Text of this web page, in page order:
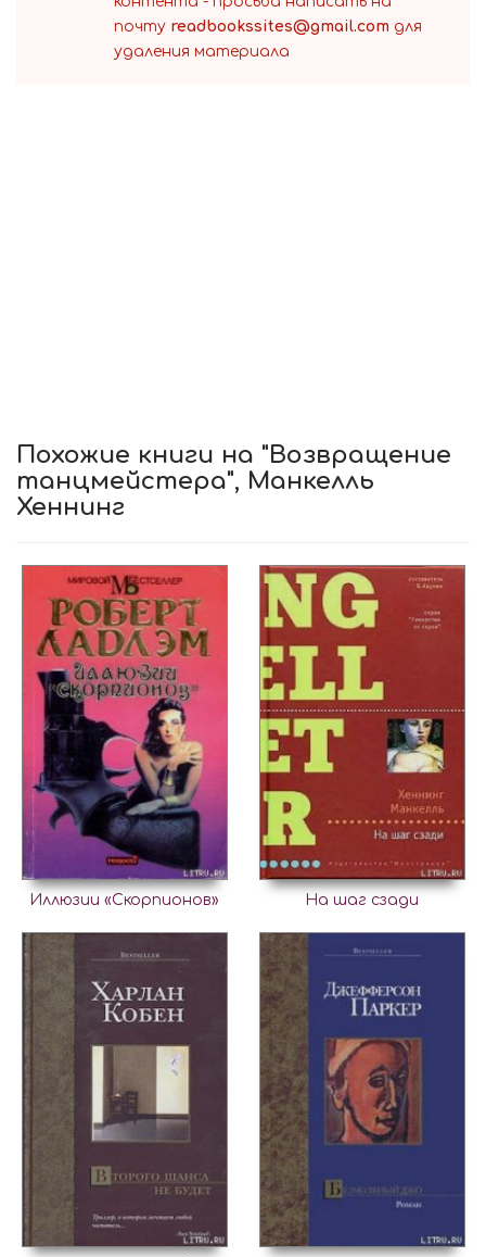
почту readbookssites@gmail.com для
удаления материала
Похожие книги на "Возвращение
танцмейстера", Манкелль
Хеннинг
Иллюзии «Скорпионов» На шаг сзади